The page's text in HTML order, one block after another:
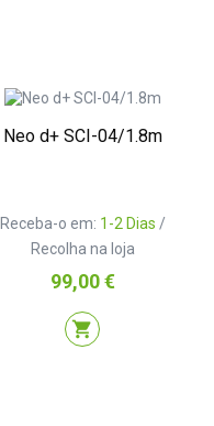
Neo d+ SCI-04/1.8m
Receba-o em: 1-2 Dias /
Recolha na loja
Preço
99,00 €
shopping_cart